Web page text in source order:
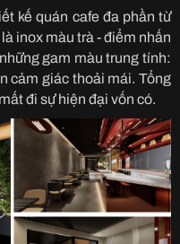
kế quán cafe đa phần từ
inox màu trà - điểm nhấn
gam màu trung tính:
cảm giác thoải mái. Tổng
đi sự hiện đại vốn có.